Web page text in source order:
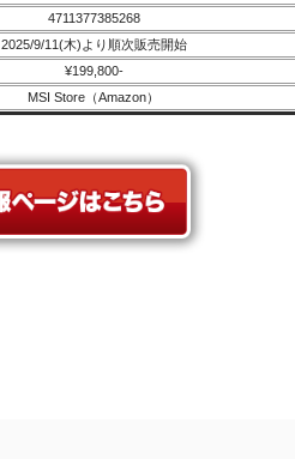
4711377385268
2025/9/11(木)より順次販売開始
¥199,800-
MSI Store（Amazon）